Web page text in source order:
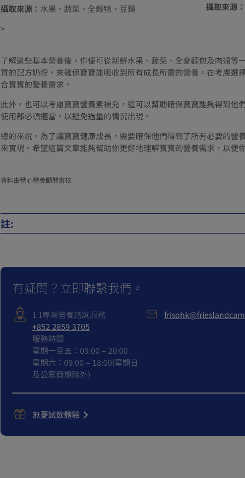
攝取來源： 水果、蔬菜、全穀物、豆類
攝取來源：
>
了解這些基本營養後，你便可從新鮮水果、蔬菜、全麥麵包及肉類
質的配方奶粉，來確保寶寶能吸收到所有成長所需的營養。在考慮
合寶寶的營養需求。
此外，也可以考慮寶寶營養素補充，這可以幫助確保寶寶能夠得到
使用都必須適當，以避免過量的情況出現。
總的來說，為了讓寶寶健康成長，需要確保他們得到了所有必要的
來實現。希望這篇文章能夠幫助你更好地理解寶寶的營養需求，以便
資料由營心營養顧問審核
註:
Benefits of zinc for children
Iodine: what you need to know
Why are Carbohydrates called Brain Food?
The Top 10 Healthiest Foods for Kids
Protein
有疑問？立即聯繫我們。
1:1專業營養諮詢服務
+852 2859 3705
服務時間
星期一至五：09:00 – 20:00
星期六：09:00 – 18:00(星期日
及公眾假期除外)
無憂試飲體驗